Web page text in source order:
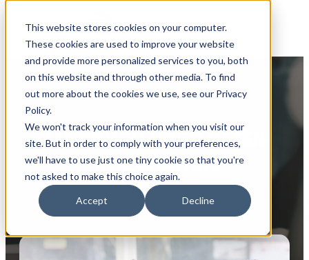
This website stores cookies on your computer.
These cookies are used to improve your website
and provide more personalized services to you, both
on this website and through other media. To find
out more about the cookies we use, see our Privacy
Policy.
We won't track your information when you visit our
site. But in order to comply with your preferences,
we'll have to use just one tiny cookie so that you're
not asked to make this choice again.
Accept Decline
HANDBUCH ÜBER DATEN-
INTEGRATION